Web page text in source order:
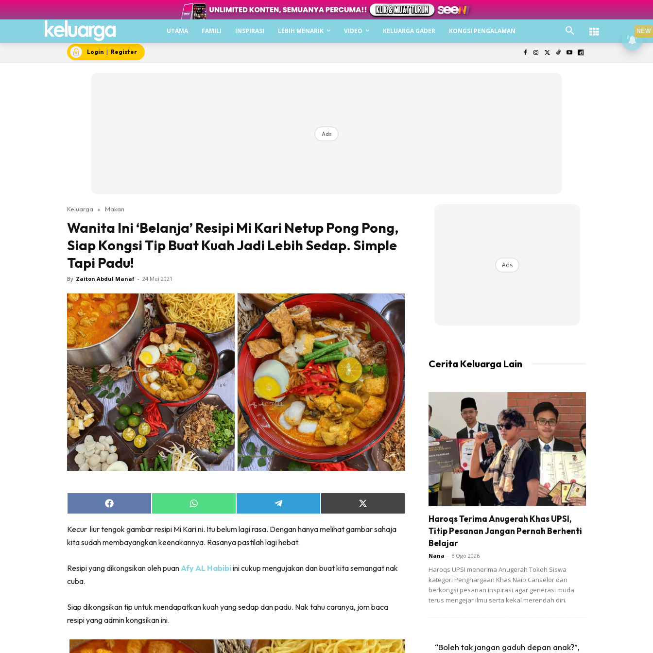
UTAMA FAMILI INSPIRASI LEBIH MENARIK VIDEO KELUARGA GADER KONGSI PENGALAMAN
Login | Register
Ads
Keluarga » Makan
Wanita Ini ‘Belanja’ Resipi Mi Kari Netup Pong Pong,
Siap Kongsi Tip Buat Kuah Jadi Lebih Sedap. Simple
Tapi Padu!
By Zaiton Abdul Manaf - 24 Mei 2021
Share
on
Share
on
Share
on
Share
on
(Twitter)
Kecur liur tengok gambar resipi Mi Kari ni. Itu belum lagi rasa. Dengan hanya melihat gambar sahaja
kita sudah membayangkan keenakannya. Rasanya pastilah lagi hebat.
Resipi yang dikongsikan oleh puanAfy AL Habibiini cukup mengujakan dan buat kita semangat nak
cuba.
Siap dikongsikan tip untuk mendapatkan kuah yang sedap dan padu. Nak tahu caranya, jom baca
resipi yang admin kongsikan ini.
Ads
Cerita Keluarga Lain
Haroqs Terima Anugerah Khas UPSI,
Titip Pesanan Jangan Pernah Berhenti
Belajar
Nana - 6 Ogo 2026
Haroqs UPSI menerima Anugerah Tokoh Siswa
kategori Penghargaan Khas Naib Canselor dan
berkongsi pesanan inspirasi agar generasi muda
terus mengejar ilmu serta kekal merendah diri.
“Boleh tak jangan gaduh depan anak?”,
NEW